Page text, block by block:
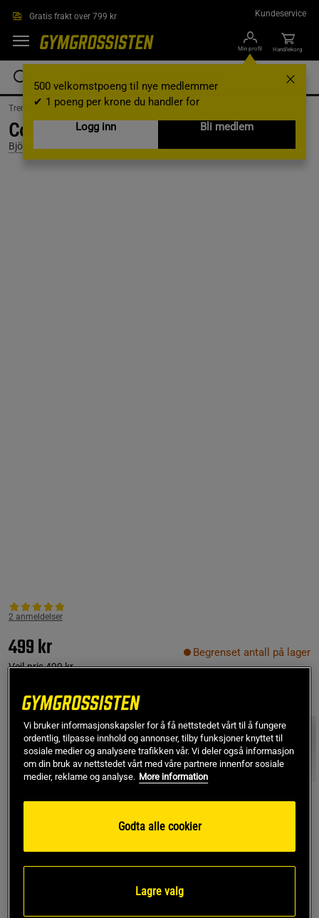
Gratis frakt over 799 kr Kundeservice
Min profil
500 velkomstpoeng til nye medlemmer
✔ 1 poeng per krone du handler for
Logg inn
Bli medlem
Handlekorg
Treningsklær / Treningsklær herre / Undertøy
Cotton Stretch Boxer 3p, Multipack, S
Björn Borg
2 anmeldelser
499 kr
Veil.pris499 kr
Begrenset antall på lager
Farge: multipack 4
Gratis frakt over 799 kr Gratis retur 14 dagers angrerett
Vi bruker informasjonskapsler for å få nettstedet vårt til å fungere
ordentlig, tilpasse innhold og annonser, tilby funksjoner knyttet til
sosiale medier og analysere trafikken vår. Vi deler også informasjon
om din bruk av nettstedet vårt med våre partnere innenfor sosiale
medier, reklame og analyse. More information
Godta alle cookier
Lagre valg